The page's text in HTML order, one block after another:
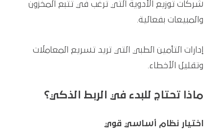
شركات توزيع الأدوية التي ترغب في تتبع المخزون
والمبيعات بفعالية.
إدارات التأمين الطبي التي تريد تسريع المعاملات
وتقليل الأخطاء.
ماذا تحتاج للبدء في الربط الذكي؟
اختيار نظام أساسي قوي